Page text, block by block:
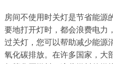
房间不使用时关灯是节省能源
要地打开灯时，都会浪费电力
过关灯，您可以帮助减少能源
氧化碳排放。在许多国家，大